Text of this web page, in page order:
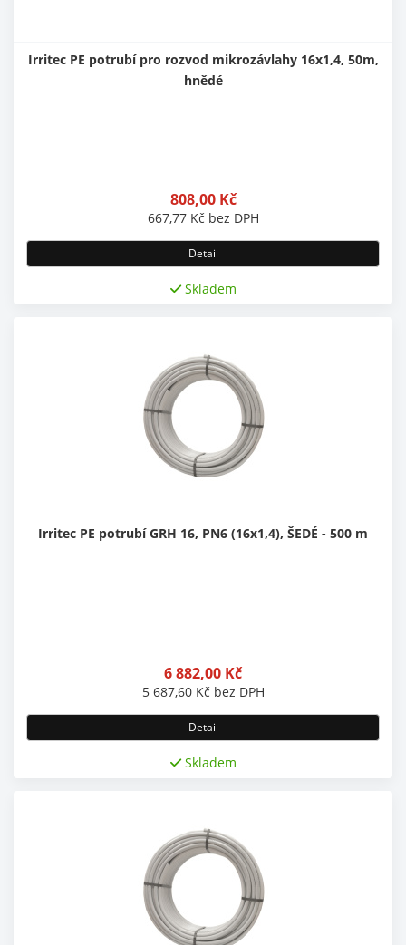
Irritec PE potrubí pro rozvod mikrozávlahy 16x1,4, 50m,
hnědé
808,00 Kč
667,77 Kč bez DPH
Detail
Skladem
Irritec PE potrubí GRH 16, PN6 (16x1,4), ŠEDÉ - 500 m
6 882,00 Kč
5 687,60 Kč bez DPH
Detail
Skladem